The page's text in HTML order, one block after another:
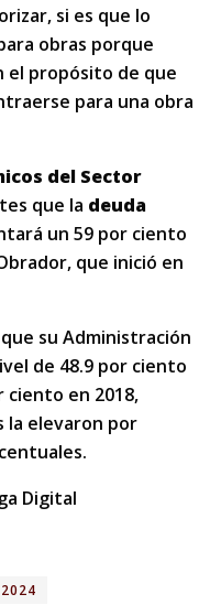
si es que lo
obras porque
el propósito de que
para una obra
del Sector
que la deuda
un 59 por ciento
que inició en
su Administración
de 48.9 por ciento
ciento en 2018,
la elevaron por
Digital